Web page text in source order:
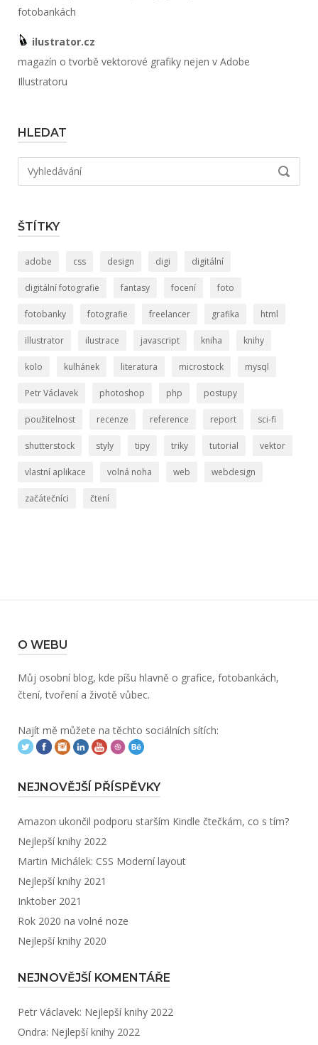
fotobankách
ilustrator.cz
magazín o tvorbě vektorové grafiky nejen v Adobe
Illustratoru
HLEDAT
Hledat:
ŠTÍTKY
adobe css design digi digitální
digitální fotografie fantasy focení foto
fotobanky fotografie freelancer grafika html
illustrator ilustrace javascript kniha knihy
kolo kulhánek literatura microstock mysql
Petr Václavek photoshop php postupy
použitelnost recenze reference report sci-fi
shutterstock styly tipy triky tutorial vektor
vlastní aplikace volná noha web webdesign
začátečníci čtení
O WEBU
Můj osobní blog, kde píšu hlavně o grafice, fotobankách,
čtení, tvoření a životě vůbec.
Najít mě můžete na těchto sociálních sítích:
NEJNOVĚJŠÍ PŘÍSPĚVKY
Amazon ukončil podporu starším Kindle čtečkám, co s tím?
Nejlepší knihy 2022
Martin Michálek: CSS Moderní layout
Nejlepší knihy 2021
Inktober 2021
Rok 2020 na volné noze
Nejlepší knihy 2020
NEJNOVĚJŠÍ KOMENTÁŘE
Petr Václavek: Nejlepší knihy 2022
Ondra: Nejlepší knihy 2022